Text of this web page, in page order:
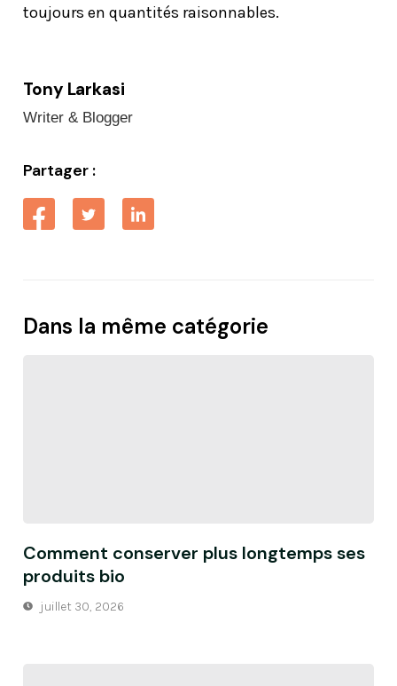
toujours en quantités raisonnables.
Tony Larkasi
Writer & Blogger
Partager :
Dans la même catégorie
Comment conserver plus longtemps ses
produits bio
juillet 30, 2026